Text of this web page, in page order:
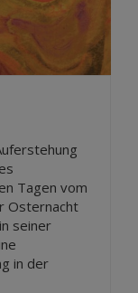
Tagen vom
Osternacht
seiner
in der